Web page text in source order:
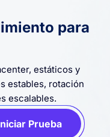
para
estáticos y
estables, rotación
escalables.
Prueba